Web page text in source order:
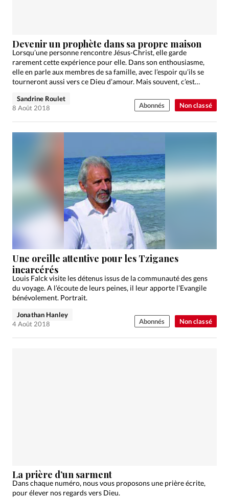
Non classé
Devenir un prophète dans sa propre maison
Lorsqu’une personne rencontre Jésus-Christ, elle garde
rarement cette expérience pour elle. Dans son enthousiasme,
elle en parle aux membres de sa famille, avec l’espoir qu’ils se
tourneront aussi vers ce Dieu d’amour. Mais souvent, c’est…
Sandrine Roulet
8 Août 2018
Abonnés
Non classé
Une oreille attentive pour les Tziganes
incarcérés
Louis Falck visite les détenus issus de la communauté des gens
du voyage. A l’écoute de leurs peines, il leur apporte l’Evangile
bénévolement. Portrait.
Jonathan Hanley
4 Août 2018
Abonnés
La prière d’un sarment
Dans chaque numéro, nous vous proposons une prière écrite,
pour élever nos regards vers Dieu.